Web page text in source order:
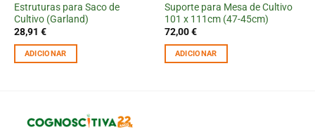
Estruturas para Saco de
Cultivo (Garland)
28,91 €
ADICIONAR
Suporte para Mesa de Cultivo
101 x 111cm (47-45cm)
72,00€
ADICIONAR